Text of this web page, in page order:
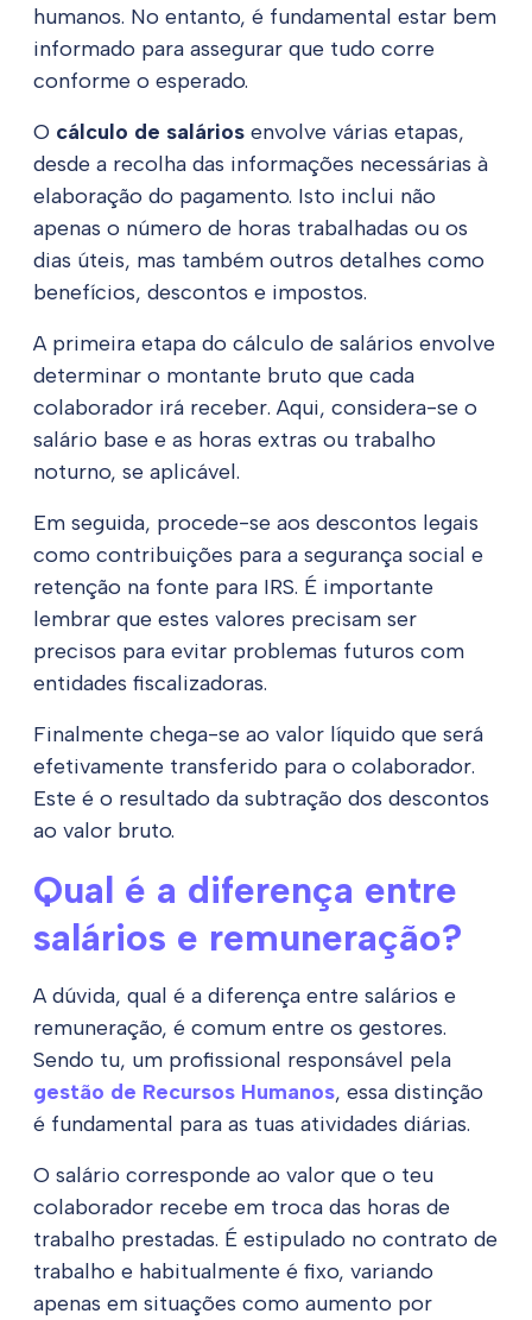
humanos. No entanto, é fundamental estar bem
informado para assegurar que tudo corre
conforme o esperado.
O cálculo de salários envolve várias etapas,
desde a recolha das informações necessárias à
elaboração do pagamento. Isto inclui não
apenas o número de horas trabalhadas ou os
dias úteis, mas também outros detalhes como
benefícios, descontos e impostos.
A primeira etapa do cálculo de salários envolve
determinar o montante bruto que cada
colaborador irá receber. Aqui, considera-se o
salário base e as horas extras ou trabalho
noturno, se aplicável.
Em seguida, procede-se aos descontos legais
como contribuições para a segurança social e
retenção na fonte para IRS. É importante
lembrar que estes valores precisam ser
precisos para evitar problemas futuros com
entidades fiscalizadoras.
Finalmente chega-se ao valor líquido que será
efetivamente transferido para o colaborador.
Este é o resultado da subtração dos descontos
ao valor bruto.
Qual é a diferença entre
salários e remuneração?
A dúvida, qual é a diferença entre salários e
remuneração, é comum entre os gestores.
Sendo tu, um profissional responsável pela
gestão de Recursos Humanos, essa distinção
é fundamental para as tuas atividades diárias.
O salário corresponde ao valor que o teu
colaborador recebe em troca das horas de
trabalho prestadas. É estipulado no contrato de
trabalho e habitualmente é fixo, variando
apenas em situações como aumento por